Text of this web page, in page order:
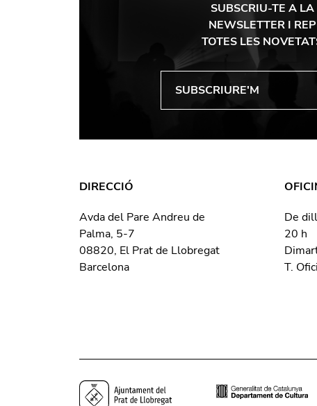
SUBSCRIU-TE A LA
NEWSLETTER I REP
TOTES LES
DIRECCIÓ
Avda del Pare Andreu de
Palma, 5-7
08820, El Prat de Llobregat
Barcelona
De
20 h
T.